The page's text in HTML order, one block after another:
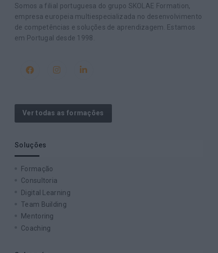
Somos a filial portuguesa do grupo SKOLAE Formation,
empresa europeia multiespecializada no desenvolvimento
de competências e soluções de aprendizagem. Estamos
em Portugal desde 1998.
Ver todas as formações
Soluções
Formação
Consultoria
Digital Learning
Team Building
Mentoring
Coaching